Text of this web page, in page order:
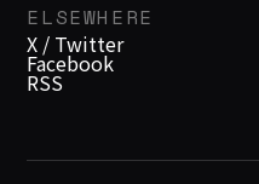
ELSEWHERE
X / Twitter
Facebook
RSS